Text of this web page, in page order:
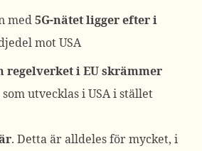
med5G-nätet ligger efter i
mot USA
regelverket i EU skrämmer
utvecklas i USA i stället
. Detta är alldeles för mycket, i